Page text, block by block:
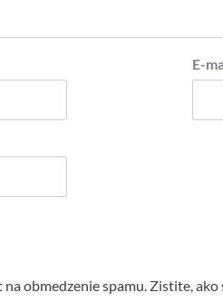
E-
obmedzenie spamu. Zistite, ako